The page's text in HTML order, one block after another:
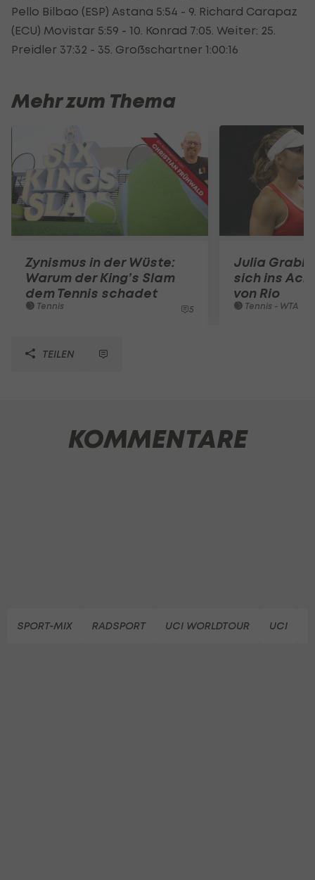
Pello Bilbao (ESP) Astana 5:54 - 9. Richard Carapaz
(ECU) Movistar 5:59 - 10. Konrad 7:05. Weiter: 25.
Preidler 37:32 - 35. Großschartner 1:00:16
Mehr zum Thema
Zynismus in der Wüste:
Warum der King’s Slam
dem Tennis schadet
Tennis 5
Julia
sich ins
von Rio
Tennis - WTA
TEILEN
KOMMENTARE
SPORT-MIX RADSPORT UCI WORLDTOUR UCI